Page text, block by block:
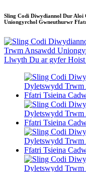
Sling Codi Diwydiannol Dur Aloi
Uniongyrchol Gwneuthurwr